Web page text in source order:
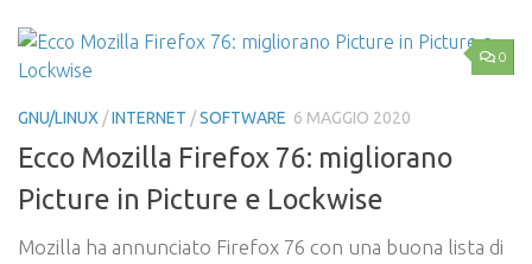
0
GNU/LINUX /INTERNET /SOFTWARE 6 MAGGIO 2020
Ecco Mozilla Firefox 76: migliorano
Picture in Picture e Lockwise
Mozilla ha annunciato Firefox 76 con una buona lista di